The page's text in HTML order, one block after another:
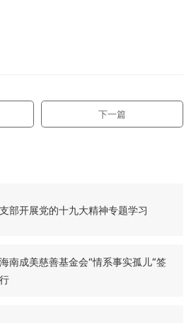
下一篇
部开展党的十九大精神专题学习
南成美慈善基金会“情系事实孤儿”签